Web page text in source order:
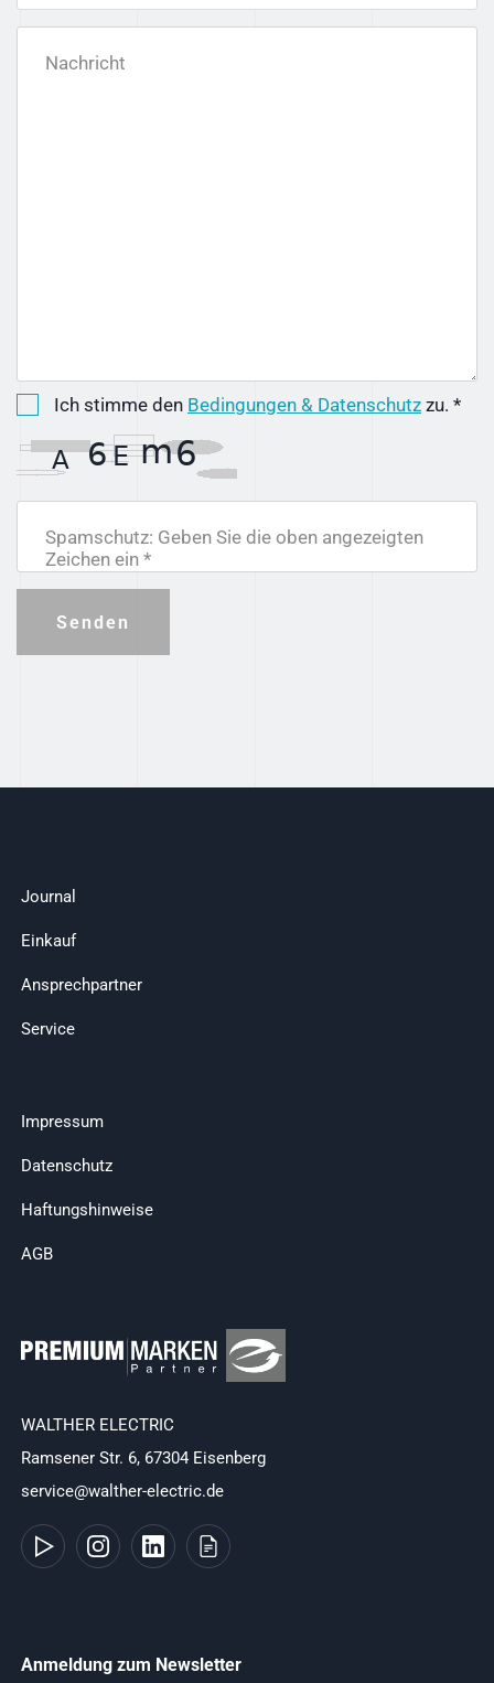
Nachricht
Ich stimme den Bedingungen & Datenschutz zu. *
Spamschutz: Geben Sie die oben angezeigten
Zeichen ein *
Senden
Journal
Einkauf
Ansprechpartner
Service
Impressum
Datenschutz
Haftungshinweise
AGB
WALTHER ELECTRIC
Ramsener Str. 6, 67304 Eisenberg
service@walther-electric.de
Anmeldung zum Newsletter